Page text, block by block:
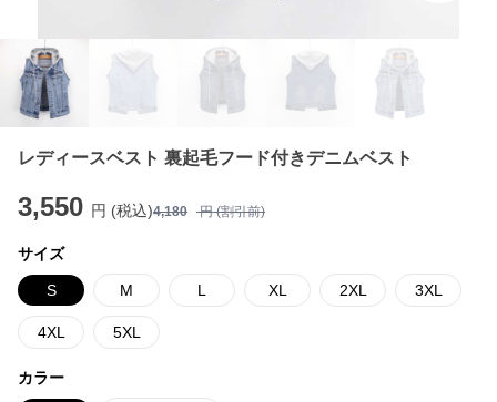
レディースベスト 裏起毛フード付きデニムベスト
3,550 円 (税込)4,180 円 (割引前)
サイズ
S M L XL 2XL 3XL
4XL 5XL
カラー